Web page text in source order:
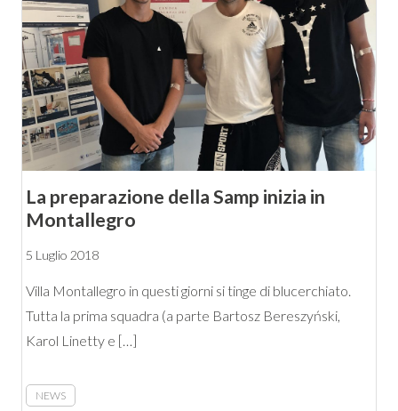
La preparazione della Samp inizia in
Montallegro
5 Luglio 2018
Villa Montallegro in questi giorni si tinge di blucerchiato.
Tutta la prima squadra (a parte Bartosz Bereszyński,
Karol Linetty e […]
NEWS